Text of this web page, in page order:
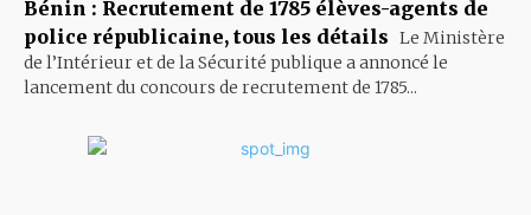
Bénin : Recrutement de 1785 élèves-agents de
police républicaine, tous les détails Le Ministère
de l’Intérieur et de la Sécurité publique a annoncé le
lancement du concours de recrutement de 1785...